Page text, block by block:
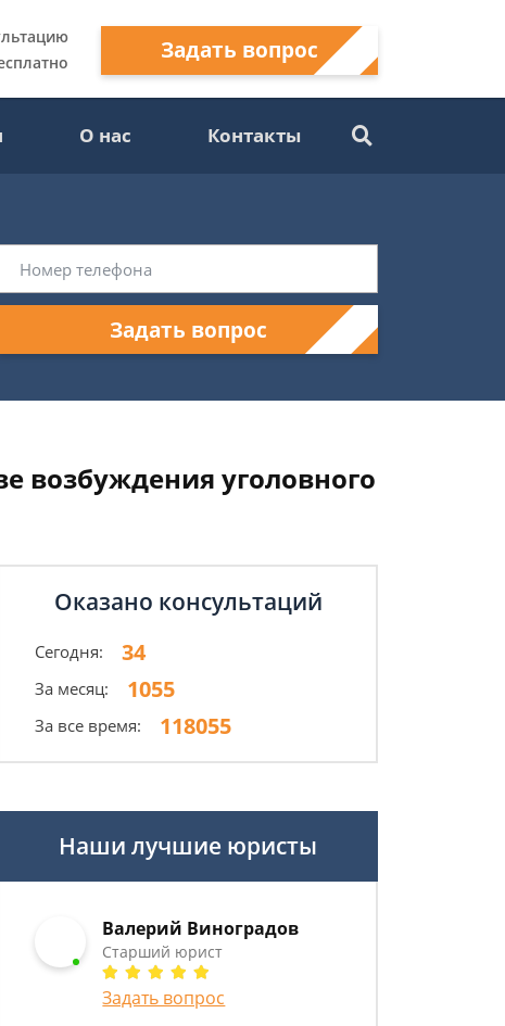
Задать вопрос
О нас Контакты
Задать вопрос
возбуждения уголовного
Оказано консультаций
Сегодня: 34
За месяц: 1055
За все время: 118055
Наши лучшие юристы
Валерий Виноградов
Старший юрист
Задать вопрос